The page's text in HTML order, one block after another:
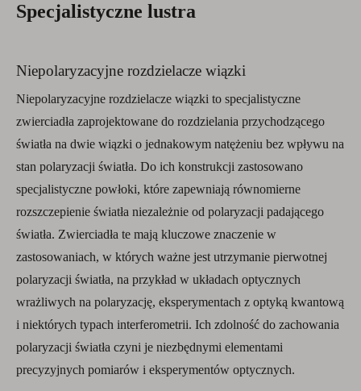
Specjalistyczne lustra
Niepolaryzacyjne rozdzielacze wiązki
Niepolaryzacyjne rozdzielacze wiązki to specjalistyczne
zwierciadła zaprojektowane do rozdzielania przychodzącego
światła na dwie wiązki o jednakowym natężeniu bez wpływu na
stan polaryzacji światła. Do ich konstrukcji zastosowano
specjalistyczne powłoki, które zapewniają równomierne
rozszczepienie światła niezależnie od polaryzacji padającego
światła. Zwierciadła te mają kluczowe znaczenie w
zastosowaniach, w których ważne jest utrzymanie pierwotnej
polaryzacji światła, na przykład w układach optycznych
wrażliwych na polaryzację, eksperymentach z optyką kwantową
i niektórych typach interferometrii. Ich zdolność do zachowania
polaryzacji światła czyni je niezbędnymi elementami
precyzyjnych pomiarów i eksperymentów optycznych.